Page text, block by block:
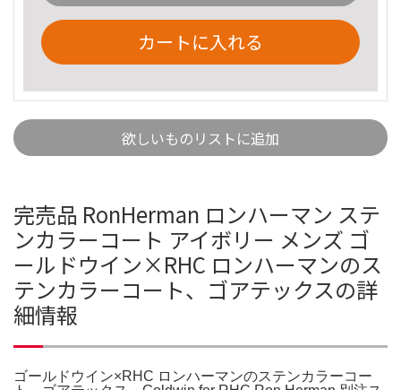
カートに入れる
欲しいものリストに追加
完売品 RonHerman ロンハーマン ステ
ンカラーコート アイボリー メンズ ゴ
ールドウイン×RHC ロンハーマンのス
テンカラーコート、ゴアテックスの詳
細情報
ゴールドウイン×RHC ロンハーマンのステンカラーコー